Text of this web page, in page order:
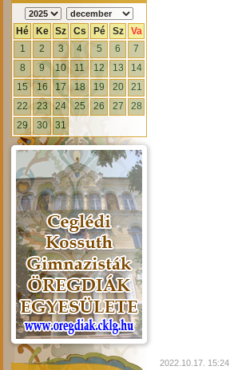
Hé Ke Sz Cs Pé Sz
Va
1
2 3 4 5 6
7
8
9 10 11 12 13
14
15
16 17 18 19 20
21
22
23 24 25 26 27
28
29
30 31
2022.10.17. 15:24